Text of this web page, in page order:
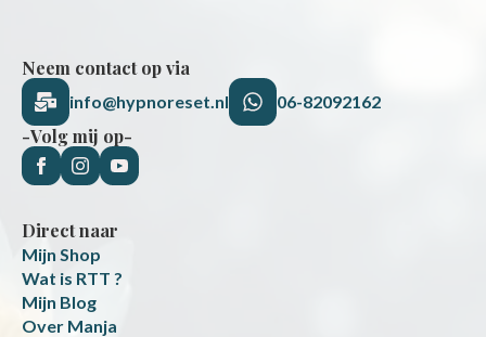
Neem contact op via
info@hypnoreset.nl 06-82092162
-Volg mij op-
Direct naar
Mijn Shop
Wat is RTT ?
Mijn Blog
Over Manja